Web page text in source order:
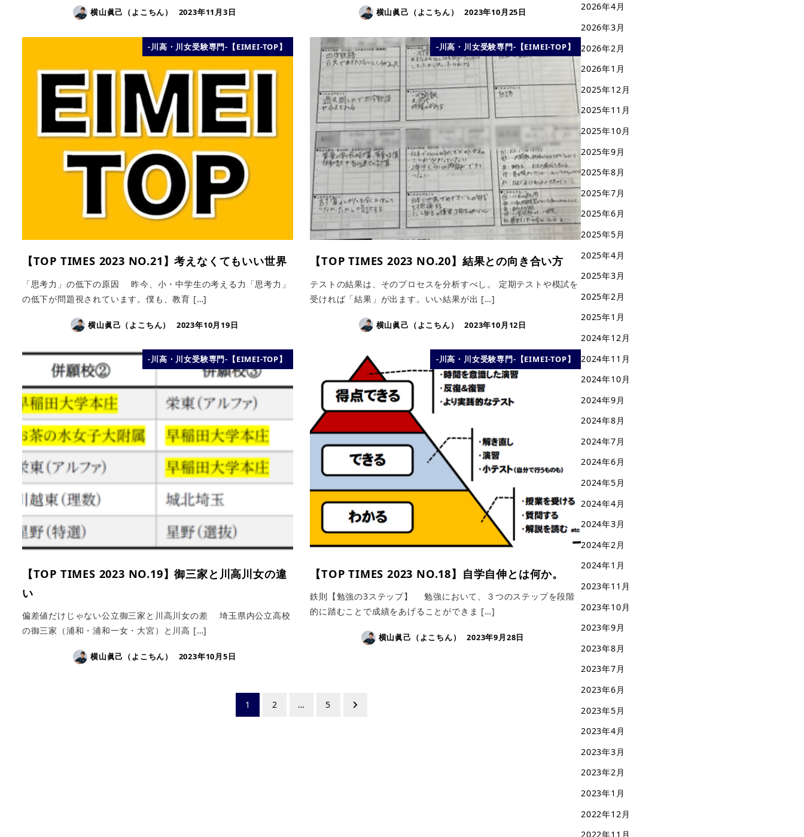
横山眞己（よこちん） 2023年11月3日 横山眞己（よこちん） 2023年10月25日
-川高・川女受験専門-【EIMEI-TOP】
【TOP TIMES 2023 NO.21】考えなくてもいい世界
「思考力」の低下の原因 昨今、小・中学生の考える力「思考力」
の低下が問題視されています。僕も、教育 […]
横山眞己（よこちん） 2023年10月19日
-川高・川女受験専門-【EIMEI-TOP】
【TOP TIMES 2023 NO.20】結果との向き合い方
テストの結果は、そのプロセスを分析すべし。 定期テストや模試を
受ければ「結果」が出ます。いい結果が出 […]
横山眞己（よこちん） 2023年10月12日
-川高・川女受験専門-【EIMEI-TOP】
【TOP TIMES 2023 NO.19】御三家と川高川女の違
い
偏差値だけじゃない公立御三家と川高川女の差 埼玉県内公立高校
の御三家（浦和・浦和一女・大宮）と川高 […]
横山眞己（よこちん） 2023年10月5日
-川高・川女受験専門-【EIMEI-TOP】
【TOP TIMES 2023 NO.18】自学自伸とは何か。
鉄則【勉強の3ステップ】 勉強において、３つのステップを段階
的に踏むことで成績をあげることができま […]
横山眞己（よこちん） 2023年9月28日
1 2 … 5
2026年4月
2026年3月
2026年2月
2026年1月
2025年12月
2025年11月
2025年10月
2025年9月
2025年8月
2025年7月
2025年6月
2025年5月
2025年4月
2025年3月
2025年2月
2025年1月
2024年12月
2024年11月
2024年10月
2024年9月
2024年8月
2024年7月
2024年6月
2024年5月
2024年4月
2024年3月
2024年2月
2024年1月
2023年11月
2023年10月
2023年9月
2023年8月
2023年7月
2023年6月
2023年5月
2023年4月
2023年3月
2023年2月
2023年1月
2022年12月
2022年11月